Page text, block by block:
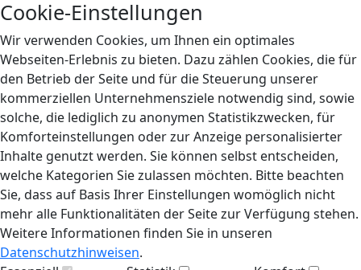
Cookie-Einstellungen
Wir verwenden Cookies, um Ihnen ein optimales
Webseiten-Erlebnis zu bieten. Dazu zählen Cookies, die für
den Betrieb der Seite und für die Steuerung unserer
kommerziellen Unternehmensziele notwendig sind, sowie
solche, die lediglich zu anonymen Statistikzwecken, für
Komforteinstellungen oder zur Anzeige personalisierter
Inhalte genutzt werden. Sie können selbst entscheiden,
welche Kategorien Sie zulassen möchten. Bitte beachten
Sie, dass auf Basis Ihrer Einstellungen womöglich nicht
mehr alle Funktionalitäten der Seite zur Verfügung stehen.
Weitere Informationen finden Sie in unseren
Datenschutzhinweisen.